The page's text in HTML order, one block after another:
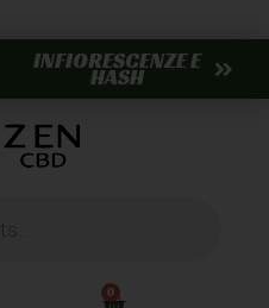
INFIORESCENZE E
HASH
0